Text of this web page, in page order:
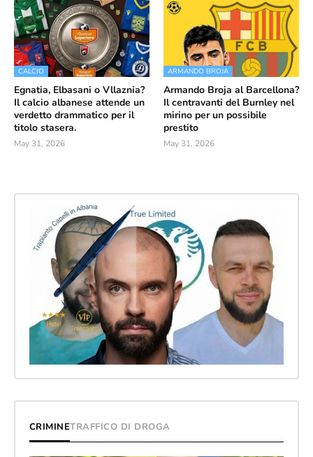
CALCIO
Egnatia, Elbasani o Vllaznia?
Il calcio albanese attende un
verdetto drammatico per il
titolo stasera.
May 31, 2026
ARMANDO BROJA
Armando Broja al Barcellona?
Il centravanti del Burnley nel
mirino per un possibile
prestito
May 31, 2026
CRIMINETRAFFICO DI DROGA